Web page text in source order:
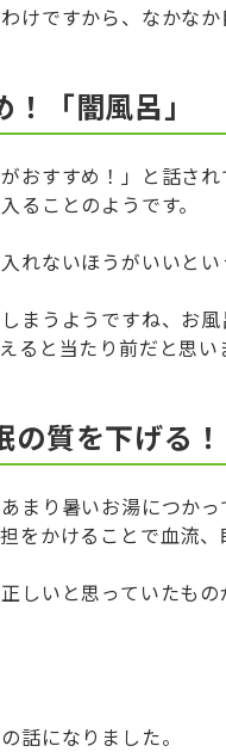
けですから、なかな
「闇風呂」
おすすめ！」と話さ
ることのようです。
れないほうがいいと
まうようですね、お
ると当たり前だと思い
の質を下げる！
まり暑いお湯につか
をかけることで血流、
しいと思っていたも
話になりました。